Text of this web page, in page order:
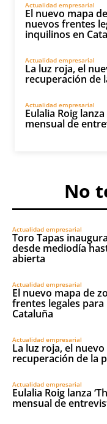
Actualidad empresarial
El nuevo mapa
nuevos frentes
inquilinos en
Actualidad empresarial
La luz roja, el
recuperación de
Actualidad empresarial
Eulalia Roig
mensual de
No
Actualidad empresarial
Toro Tapas
desde mediodía
abierta
Actualidad empresarial
El nuevo mapa de
frentes legales
Cataluña
Actualidad empresarial
La luz roja, el
recuperación de la
Actualidad empresarial
Eulalia Roig lanza
mensual de